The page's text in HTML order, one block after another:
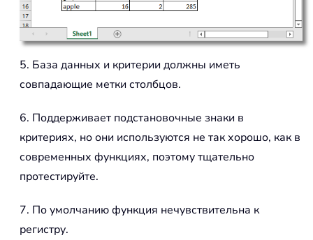
5. База данных и критерии должны иметь
совпадающие метки столбцов.
6. Поддерживает подстановочные знаки в
критериях, но они используются не так хорошо, как в
современных функциях, поэтому тщательно
протестируйте.
7. По умолчанию функция нечувствительна к
регистру.